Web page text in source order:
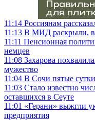
11:14 Россиянам
11:13 В МИД раскрыли, в
11:11 Пенсионная
немцев
11:08 Захарова
мужество
11:04 В Сочи пятые
11:03 Стало известно
оставшихся в Сеуте
11:01 «Герани» выжгли
предприятия